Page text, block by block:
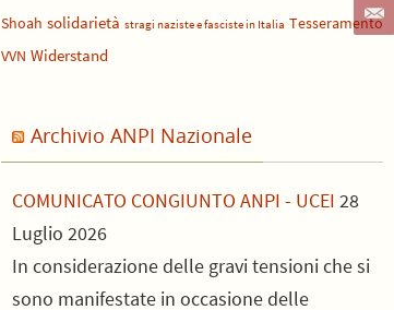
Shoah solidarietà stragi naziste e fasciste in Italia Tesseramento
VVN Widerstand
Archivio ANPI Nazionale
COMUNICATO CONGIUNTO ANPI - UCEI 28
Luglio 2026
In considerazione delle gravi tensioni che si
sono manifestate in occasione delle